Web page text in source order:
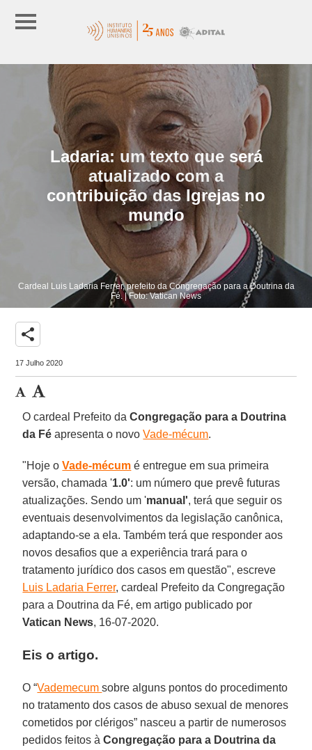
Ladaria: um texto que será
atualizado com a
contribuição das Igrejas no
mundo
Cardeal Luis Ladaria Ferrer, prefeito da Congregação para a Doutrina da
Fé. | Foto: Vatican News
share
17 Julho 2020
O cardeal Prefeito daCongregação para a Doutrina
da Fé apresenta o novoVade-mécum.
"Hoje oVade-mécum é entregue em sua primeira
versão, chamada '1.0': um número que prevê futuras
atualizações. Sendo um 'manual', terá que seguir os
eventuais desenvolvimentos da legislação canônica,
adaptando-se a ela. Também terá que responder aos
novos desafios que a experiência trará para o
tratamento jurídico dos casos em questão", escreve
Luis Ladaria Ferrer, cardeal Prefeito da Congregação
para a Doutrina da Fé, em artigo publicado por
Vatican News, 16-07-2020.
Eis o artigo.
O “Vademecumsobre alguns pontos do procedimento
no tratamento dos casos de abuso sexual de menores
cometidos por clérigos” nasceu a partir de numerosos
pedidos feitos àCongregação para a Doutrina da